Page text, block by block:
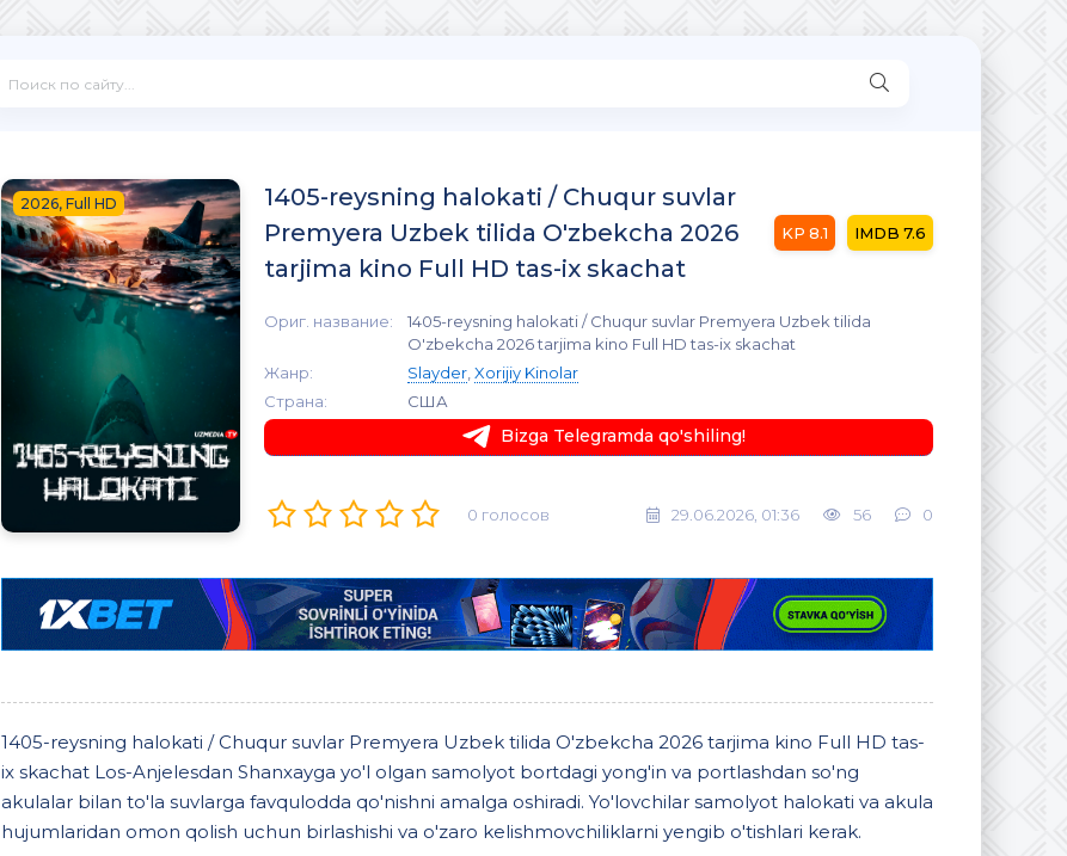
2026, Full HD
1405-reysning halokati / Chuqur suvlar
Premyera Uzbek tilida O'zbekcha 2026
tarjima kino Full HD tas-ix skachat
8.1 7.6
Ориг. название:
1405-reysning halokati / Chuqur suvlar Premyera Uzbek tilida
O'zbekcha 2026 tarjima kino Full HD tas-ix skachat
Жанр:
Slayder Xorijiy Kinolar
Страна:
США
Bizga Telegramda qo'shiling!
0 голосов 29.06.2026, 01:36 56 0
1405-reysning halokati / Chuqur suvlar Premyera Uzbek tilida O'zbekcha 2026 tarjima kino Full HD tas-
ix skachat Los-Anjelesdan Shanxayga yo'l olgan samolyot bortdagi yong'in va portlashdan so'ng
akulalar bilan to'la suvlarga favqulodda qo'nishni amalga oshiradi. Yo'lovchilar samolyot halokati va akula
hujumlaridan omon qolish uchun birlashishi va o'zaro kelishmovchiliklarni yengib o'tishlari kerak.